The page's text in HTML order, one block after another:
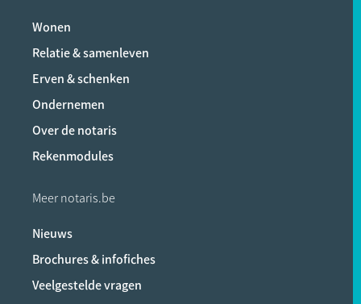
Wonen
Relatie & samenleven
Erven & schenken
Ondernemen
Over de notaris
Rekenmodules
Meer notaris.be
Nieuws
Brochures & infofiches
Veelgestelde vragen